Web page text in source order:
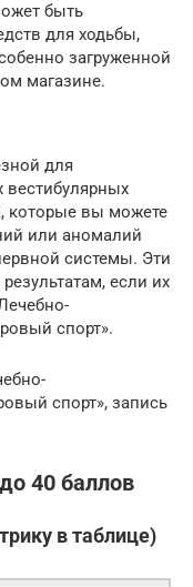
быть
для ходьбы,
загруженной
магазине.
для
которые вы можете
или аномалий
системы. Эти
если их
спорт».
спорт», запись
40 баллов
в таблице)